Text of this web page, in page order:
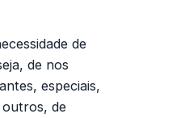
de
de nos
especiais,
de